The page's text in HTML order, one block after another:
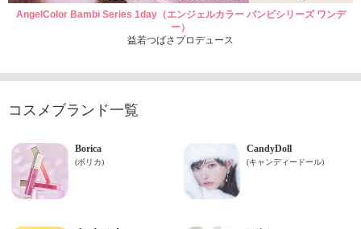
AngelColor Bambi Series 1day（エンジェルカラー バンビシリーズ ワンデ
ー）
益若つばさプロデュース
コスメブランド一覧